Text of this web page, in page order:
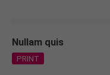
Nullam quis
PRINT